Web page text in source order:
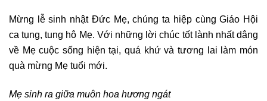
Mừng lễ sinh nhật Đức Mẹ, chúng ta hiệp cùng Giáo Hội
ca tụng, tung hô Mẹ. Với những lời chúc tốt lành nhất dâng
về Mẹ cuộc sống hiện tại, quá khứ và tương lai làm món
quà mừng Mẹ tuổi mới.
Mẹ sinh ra giữa muôn hoa hương ngát